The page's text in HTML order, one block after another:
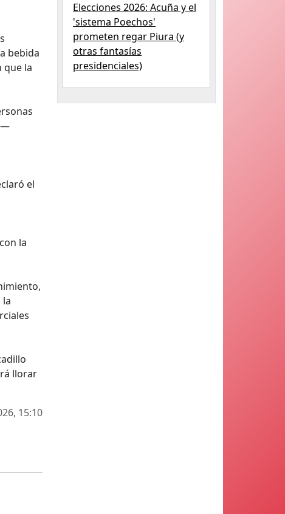
bebida
que la
—
el
la
la
llorar
15:10
Elecciones 2026: Acuña y el
'sistema Poechos'
prometen regar Piura (y
otras fantasías
presidenciales)